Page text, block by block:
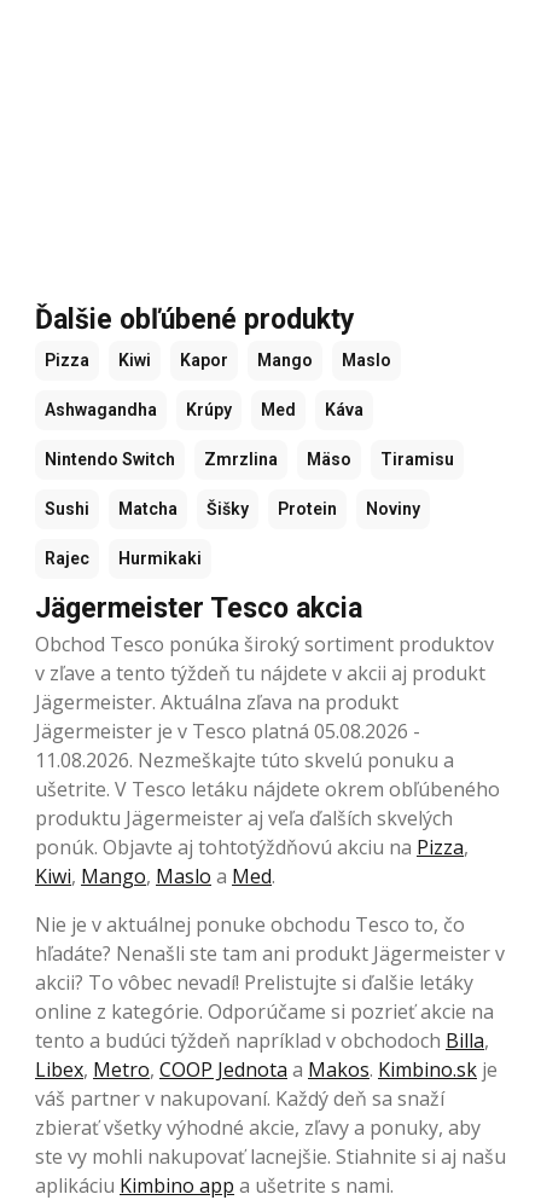
Ďalšie obľúbené produkty
Pizza Kiwi Kapor Mango Maslo
Ashwagandha Krúpy Med Káva
Nintendo Switch Zmrzlina Mäso Tiramisu
Sushi Matcha Šišky Protein Noviny
Rajec Hurmikaki
Jägermeister Tesco akcia
Obchod Tesco ponúka široký sortiment produktov
v zľave a tento týždeň tu nájdete v akcii aj produkt
Jägermeister. Aktuálna zľava na produkt
Jägermeister je v Tesco platná 05.08.2026 -
11.08.2026. Nezmeškajte túto skvelú ponuku a
ušetrite. V Tesco letáku nájdete okrem obľúbeného
produktu Jägermeister aj veľa ďalších skvelých
ponúk. Objavte aj tohtotýždňovú akciu na Pizza,
Kiwi, Mango, Maslo a Med.
Nie je v aktuálnej ponuke obchodu Tesco to, čo
hľadáte? Nenašli ste tam ani produkt Jägermeister v
akcii? To vôbec nevadí! Prelistujte si ďalšie letáky
online z kategórie. Odporúčame si pozrieť akcie na
tento a budúci týždeň napríklad v obchodoch Billa,
Libex, Metro, COOP Jednota a Makos. Kimbino.sk je
váš partner v nakupovaní. Každý deň sa snaží
zbierať všetky výhodné akcie, zľavy a ponuky, aby
ste vy mohli nakupovať lacnejšie. Stiahnite si aj našu
aplikáciu Kimbino app a ušetrite s nami.